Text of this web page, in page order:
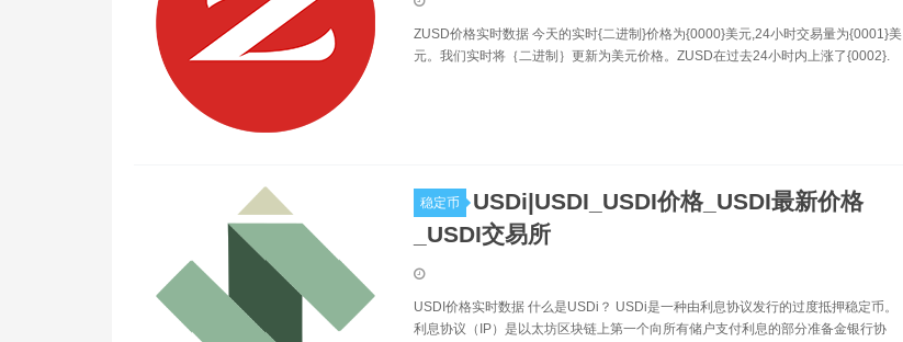
ZUSD价格实时数据 今天的实时{二进制}价格为{0000}美元,24小时交易量为{0001}美
元。我们实时将｛二进制｝更新为美元价格。ZUSD在过去24小时内上涨了{0002}.
稳定币
USDi|USDI_USDI价格_USDI最新价格
_USDI交易所
USDI价格实时数据 什么是USDi？ USDi是一种由利息协议发行的过度抵押稳定币。
利息协议（IP）是以太坊区块链上第一个向所有储户支付利息的部分准备金银行协